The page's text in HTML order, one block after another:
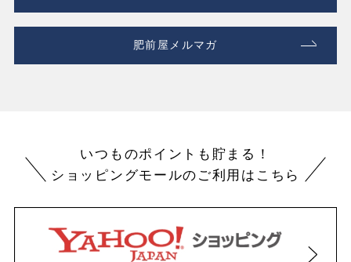
肥前屋メルマガ
いつものポイントも貯まる！
ショッピングモールのご利用はこちら